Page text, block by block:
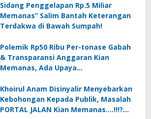
Sidang Penggelapan Rp.5 Miliar
Memanas” Salim Bantah Keterangan
Terdakwa di Bawah Sumpah!
Polemik Rp50 Ribu Per-tonase Gabah
& Transparansi Anggaran Kian
Memanas, Ada Upaya
PORTAL vs KEBIJAKAN BODONG
Khoirul Anam Disinyalir Menyebarkan
Kebohongan Kepada Publik, Masalah
PORTAL JALAN Kian Memanas….!!!?